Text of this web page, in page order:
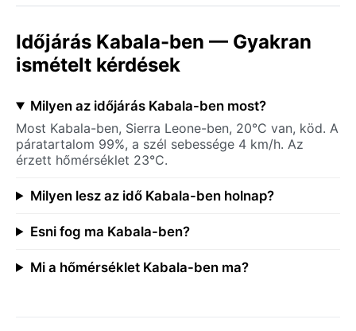
Időjárás Kabala-ben — Gyakran
ismételt kérdések
Milyen az időjárás Kabala-ben most?
Most Kabala-ben, Sierra Leone-ben, 20°C van, köd. A
páratartalom 99%, a szél sebessége 4 km/h. Az
érzett hőmérséklet 23°C.
Milyen lesz az idő Kabala-ben holnap?
Esni fog ma Kabala-ben?
Mi a hőmérséklet Kabala-ben ma?